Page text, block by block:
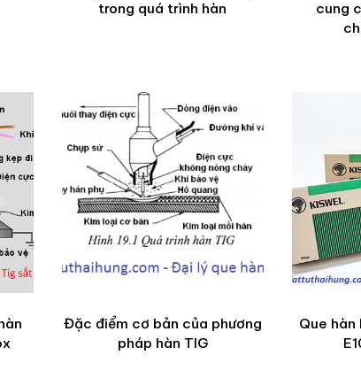
trong quá trình hàn
cung
Đặc điểm cơ bản của phương
pháp hàn TIG
Que hàn